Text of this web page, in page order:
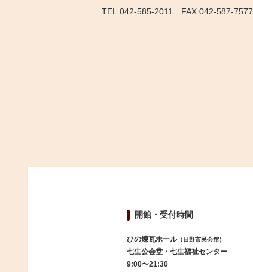
TEL.042-585-2011 FAX.042-587-7577
開館・受付時間
ひの煉瓦ホール（日野市民会館）
七生公会堂・七生福祉センター
9:00〜21:30